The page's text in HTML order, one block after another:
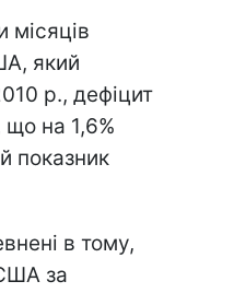
місяців
який
р., дефіцит
на 1,6%
показник
в тому,
за